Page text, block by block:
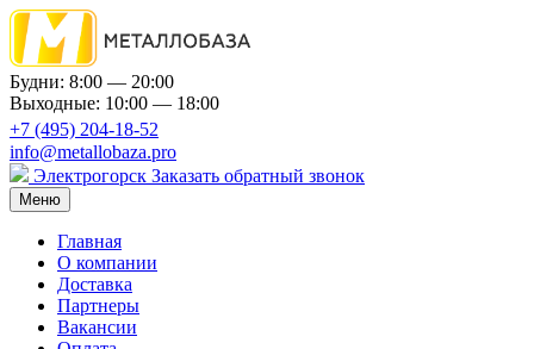
Будни: 8:00 — 20:00
Выходные: 10:00 — 18:00
+7 (495) 204-18-52
info@metallobaza.pro
Электрогорск Заказать обратный звонок
Меню
Главная
О компании
Доставка
Партнеры
Вакансии